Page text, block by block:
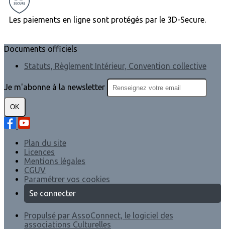
Les paiements en ligne sont protégés par le 3D-Secure.
Documents officiels
Statuts, Règlement Intérieur, Convention collective
Je m'abonne à la newsletter
OK
Plan du site
Licences
Mentions légales
CGUV
Paramétrer vos cookies
Se connecter
Propulsé par AssoConnect, le logiciel des
associations Culturelles